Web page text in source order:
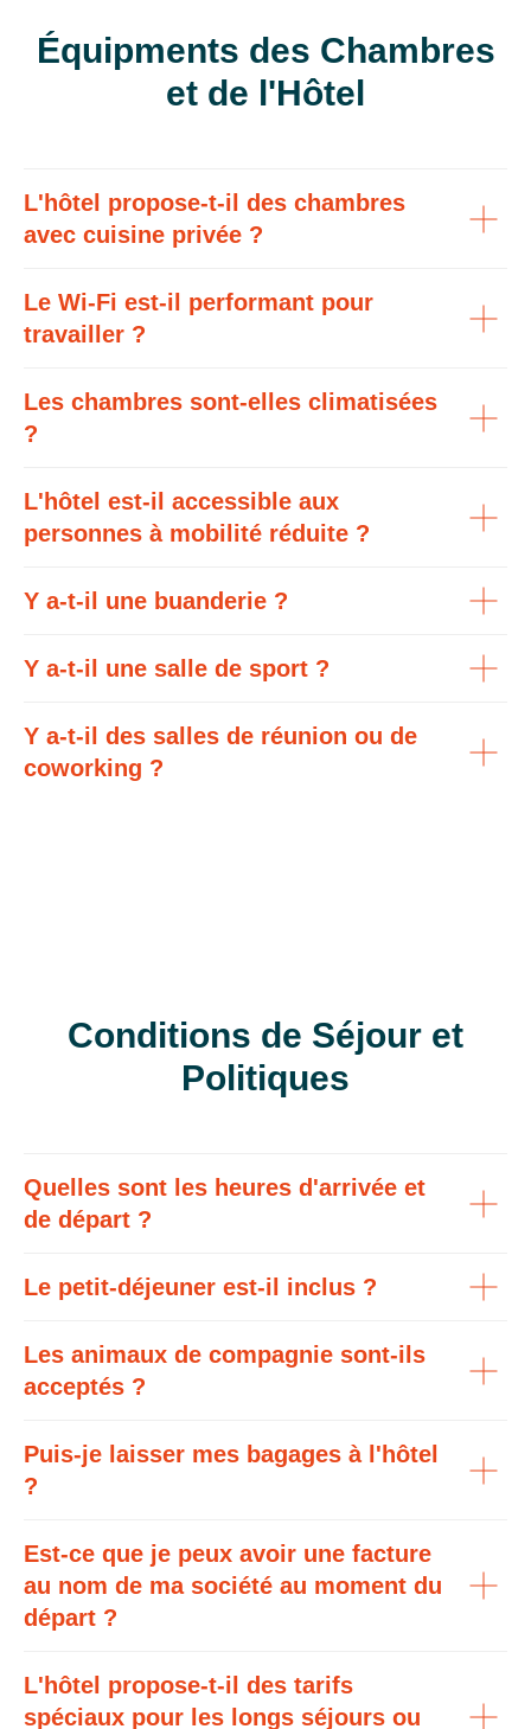
Équipments des Chambres
et de l'Hôtel
L'hôtel propose-t-il des chambres
avec cuisine privée ?
Le Wi-Fi est-il performant pour
travailler ?
Les chambres sont-elles climatisées
?
L'hôtel est-il accessible aux
personnes à mobilité réduite ?
Y a-t-il une buanderie ?
Y a-t-il une salle de sport ?
Y a-t-il des salles de réunion ou de
coworking ?
Conditions de Séjour et
Politiques
Quelles sont les heures d'arrivée et
de départ ?
Le petit-déjeuner est-il inclus ?
Les animaux de compagnie sont-ils
acceptés ?
Puis-je laisser mes bagages à l'hôtel
?
Est-ce que je peux avoir une facture
au nom de ma société au moment du
départ ?
L'hôtel propose-t-il des tarifs
spéciaux pour les longs séjours ou